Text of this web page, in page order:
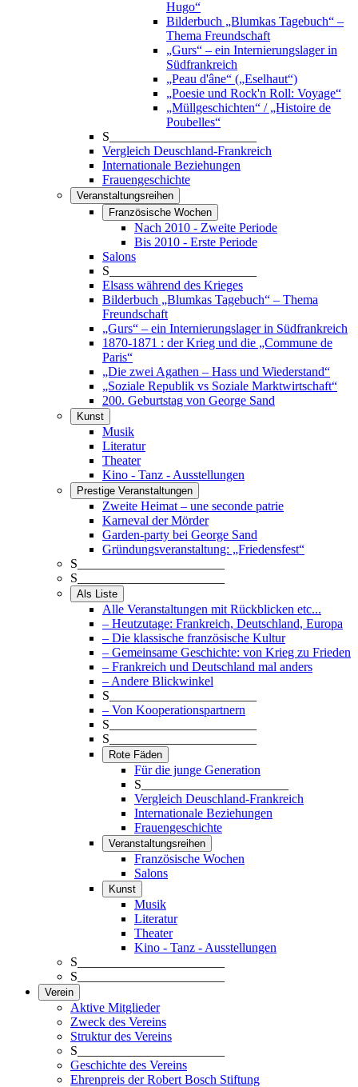
Hugo“
Bilderbuch „Blumkas Tagebuch“ –
Thema Freundschaft
„Gurs“ – ein Internierungslager in
Südfrankreich
„Peau d'âne“ („Eselhaut“)
„Poesie und Rock'n Roll: Voyage“
„Müllgeschichten“ / „Histoire de
Poubelles“
S_______________________
Vergleich Deuschland-Frankreich
Internationale Beziehungen
Frauengeschichte
Veranstaltungsreihen
Französische Wochen
Nach 2010 - Zweite Periode
Bis 2010 - Erste Periode
Salons
S_______________________
Elsass während des Krieges
Bilderbuch „Blumkas Tagebuch“ – Thema
Freundschaft
„Gurs“ – ein Internierungslager in Südfrankreich
1870-1871 : der Krieg und die „Commune de
Paris“
„Die zwei Agathen – Hass und Wiederstand“
„Soziale Republik vs Soziale Marktwirtschaft“
200. Geburtstag von George Sand
Kunst
Musik
Literatur
Theater
Kino - Tanz - Ausstellungen
Prestige Veranstaltungen
Zweite Heimat – une seconde patrie
Karneval der Mörder
Garden-party bei George Sand
Gründungsveranstaltung: „Friedensfest“
S_______________________
S_______________________
Als Liste
Alle Veranstaltungen mit Rückblicken etc...
– Heutzutage: Frankreich, Deutschland, Europa
– Die klassische französische Kultur
– Gemeinsame Geschichte: von Krieg zu Frieden
– Frankreich und Deutschland mal anders
– Andere Blickwinkel
S_______________________
– Von Kooperationspartnern
S_______________________
S_______________________
Rote Fäden
Für die junge Generation
S_______________________
Vergleich Deuschland-Frankreich
Internationale Beziehungen
Frauengeschichte
Veranstaltungsreihen
Französische Wochen
Salons
Kunst
Musik
Literatur
Theater
Kino - Tanz - Ausstellungen
S_______________________
S_______________________
Verein
Aktive Mitglieder
Zweck des Vereins
Struktur des Vereins
S_______________________
Geschichte des Vereins
Ehrenpreis der Robert Bosch Stiftung